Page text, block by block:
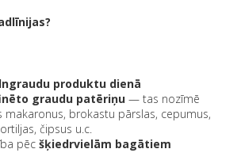
produktu dienā
graudu patēriņu — tas nozīmē
makaronus, brokastu pārslas, cepumus,
čipsus u.c.
pēc šķiedrvielām bagātiem